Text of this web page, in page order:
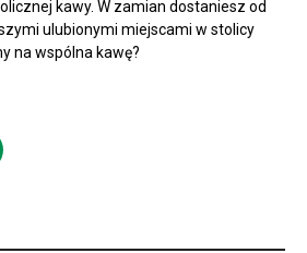
kawy. W zamian dostaniesz od
ulubionymi miejscami w stolicy
na wspólna kawę?